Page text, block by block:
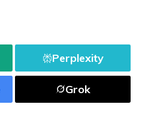
Perplexity
Grok